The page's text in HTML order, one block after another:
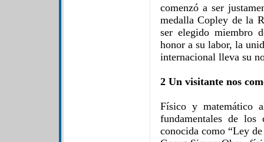
comenzó a ser
medalla Copley de la
ser elegido miembro
honor a su labor, la
internacional lleva su
2 Un visitante nos
Físico y matemático
fundamentales de los
conocida como “Ley